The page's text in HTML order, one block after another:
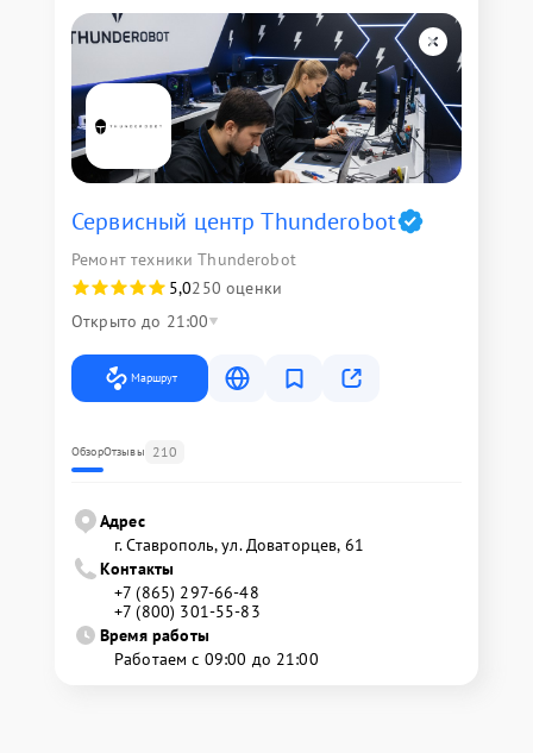
Сервисный центр Thunderobot
Ремонт техники Thunderobot
5,0250 оценки
Открыто до 21:00
Маршрут
ОбзорОтзывы 210
Адрес
г. Ставрополь, ул. Доваторцев, 61
Контакты
+7 (865) 297-66-48
+7 (800) 301-55-83
Время работы
Работаем с 09:00 до 21:00